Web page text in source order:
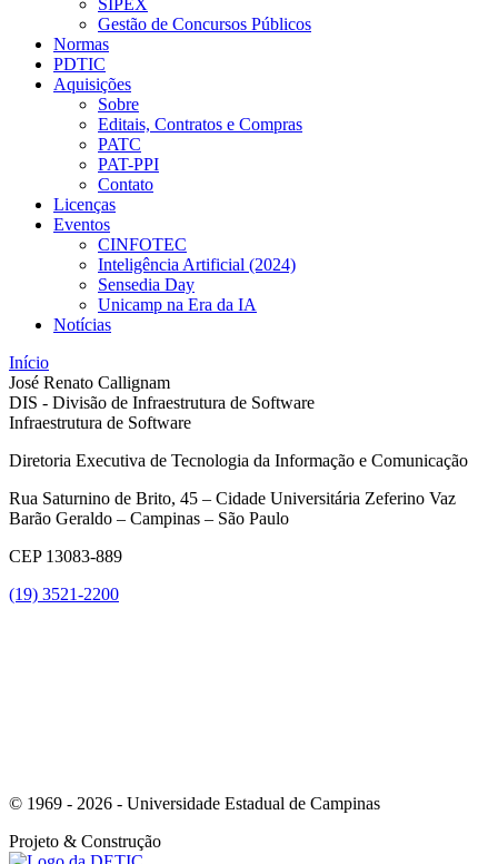
SIPEX
Gestão de Concursos Públicos
Normas
PDTIC
Aquisições
Sobre
Editais, Contratos e Compras
PATC
PAT-PPI
Contato
Licenças
Eventos
CINFOTEC
Inteligência Artificial (2024)
Sensedia Day
Unicamp na Era da IA
Notícias
Início
José Renato Callignam
DIS - Divisão de Infraestrutura de Software
Infraestrutura de Software
Diretoria Executiva de Tecnologia da Informação e Comunicação
Rua Saturnino de Brito, 45 – Cidade Universitária Zeferino Vaz
Barão Geraldo – Campinas – São Paulo
CEP 13083-889
(19) 3521-2200
© 1969 - 2026 - Universidade Estadual de Campinas
Projeto & Construção